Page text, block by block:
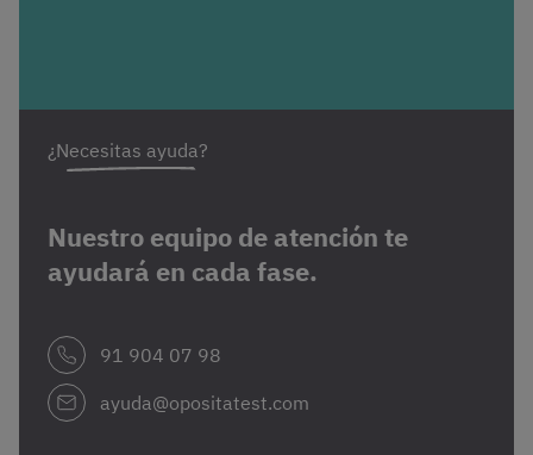
¿Necesitas ayuda?
Nuestro equipo de atención te
ayudará en cada fase.
91 904 07 98
ayuda@opositatest.com